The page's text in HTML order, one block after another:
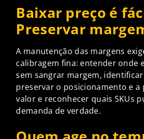
Baixar preço é
Preservar
A manutenção das margens
calibragem fina: entender onde
sem sangrar margem,
preservar o posicionamento e a
valor e reconhecer quais SKUs
demanda de verdade.